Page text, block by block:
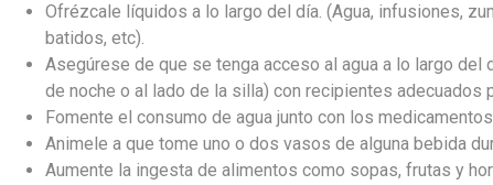
Ofrézcale líquidos a lo largo del día. (Agua, infusiones,
batidos, etc).
Asegúrese de que se tenga acceso al agua a lo largo del
de noche o al lado de la silla) con recipientes adecuados
Fomente el consumo de agua junto con los medicamentos
Animele a que tome uno o dos vasos de alguna bebida
Aumente la ingesta de alimentos como sopas, frutas y